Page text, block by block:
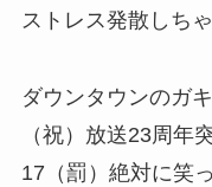
ストレス発散しち
ダウンタウンのガ
（祝）放送23周年
17（罰）絶対に笑